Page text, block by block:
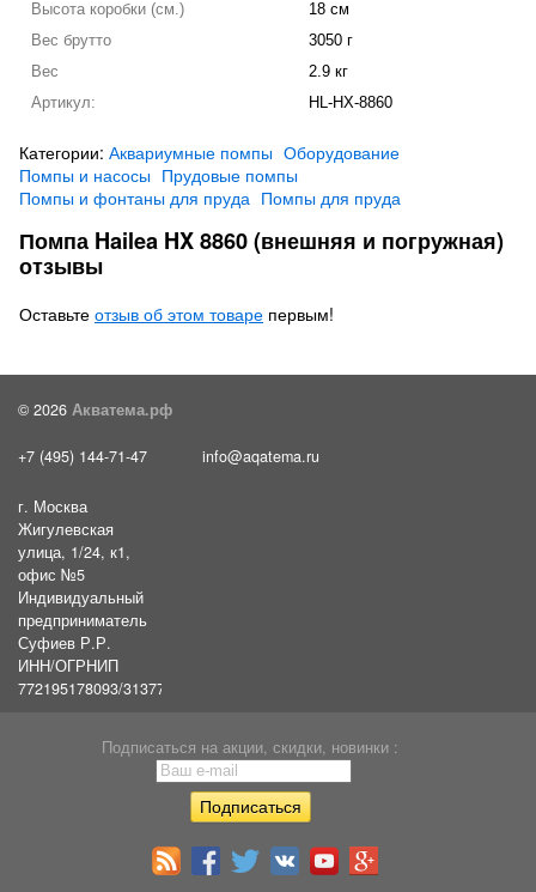
Высота коробки (см.)
18 см
Вес брутто
3050 г
Вес
2.9 кг
Артикул:
HL-HX-8860
Категории: Аквариумные помпы Оборудование
Помпы и насосы Прудовые помпы
Помпы и фонтаны для пруда Помпы для пруда
Помпа Hailea HX 8860 (внешняя и погружная)
отзывы
Оставьте отзыв об этом товаре первым!
© 2026 Акватема.рф
+7 (495) 144-71-47 info@aqatema.ru
г. Москва
Жигулевская
улица, 1/24, к1,
офис №5
Индивидуальный
предприниматель
Суфиев Р.Р.
ИНН/ОГРНИП
772195178093/31377461610054
Подписаться на акции, скидки, новинки :